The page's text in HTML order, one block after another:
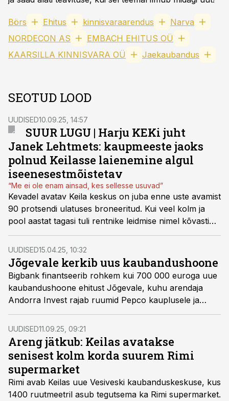
Börs Ehitus kinnisvaraarendus
Narva
NORDECON AS
EMBACH EHITUS OÜ
KAARSILLA KINNISVARA OÜ
Jaekaubandus
SEOTUD LOOD
UUDISED10.09.25, 14:57
SUUR LUGU | Harju KEKi juht
Janek Lehtmets: kaupmeeste jaoks
polnud Keilasse laienemine algul
iseenesestmõistetav
“Me ei ole enam ainsad, kes sellesse usuvad”
Kevadel avatav Keila keskus on juba enne uste avamist
90 protsendi ulatuses broneeritud. Kui veel kolm ja
pool aastat tagasi tuli rentnike leidmise nimel kõvasti
vaeva näha, siis täna ollakse juba positsioonil, kus
rentnikke saab juba ise valida, rääkis Harju KEKi juht
Janek Lehtmets.
UUDISED15.04.25, 10:32
Jõgevale kerkib uus kaubandushoone
Bigbank finantseerib rohkem kui 700 000 euroga uue
kaubandushoone ehitust Jõgevale, kuhu arendaja
Andorra Invest rajab ruumid Pepco kauplusele ja
Hesburgeri restoranile. Ehitus valmib plaanide
kohaselt juba käesoleva aasta augustis.
UUDISED11.09.25, 09:21
Areng jätkub: Keilas avatakse
senisest kolm korda suurem Rimi
supermarket
Rimi avab Keilas uue Vesiveski kaubanduskeskuse, kus
1400 ruutmeetril asub tegutsema ka Rimi supermarket.